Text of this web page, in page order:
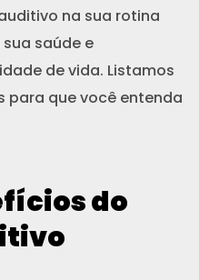
na sua rotina
saúde e
de vida. Listamos
para que você entenda
do